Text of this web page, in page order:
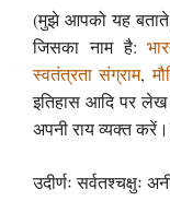
(मुझे आपको यह बताते
जिसका नाम है:
स्वतंत्रता संग्राम,
इतिहास आदि पर
अपनी राय व्यक्त
उदीर्णः सर्वतश्चक्षुः